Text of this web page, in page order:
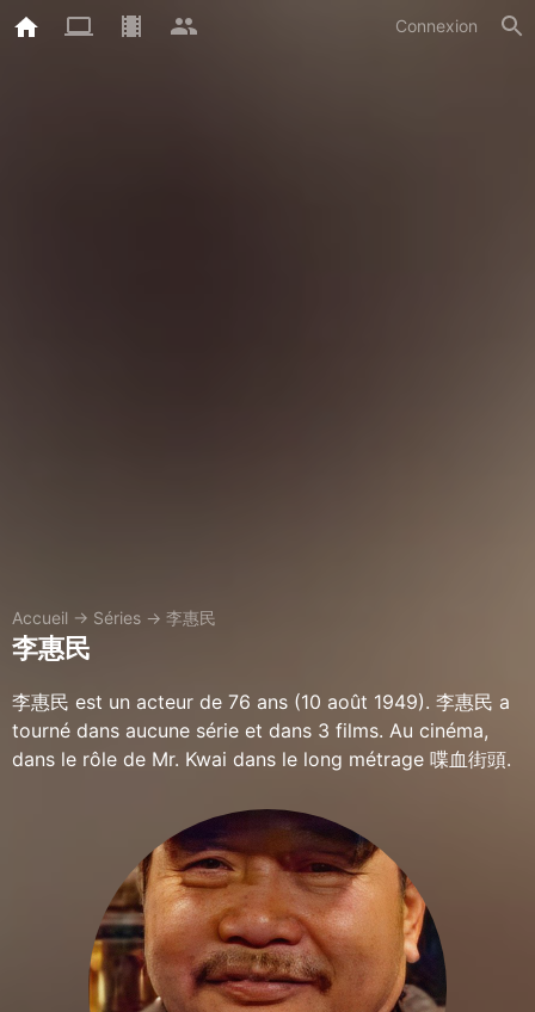
Connexion
Accueil → Séries → 李惠民
李惠民
李惠民 est un acteur de 76 ans (10 août 1949). 李惠民 a
tourné dans aucune série et dans 3 films. Au cinéma,
dans le rôle de Mr. Kwai dans le long métrage 喋血街頭.